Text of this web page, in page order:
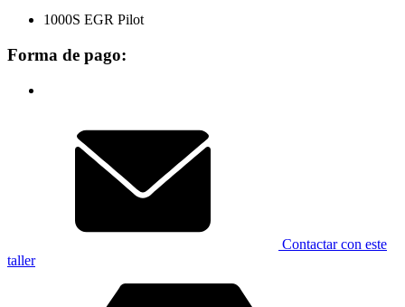
1000S EGR Pilot
Forma de pago:
Contactar con este
taller